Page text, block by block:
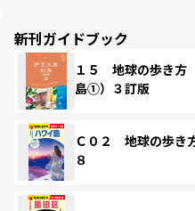
新刊ガイドブック
１５ 地球の歩き
島①）３訂版
Ｃ０２ 地球の歩き
８